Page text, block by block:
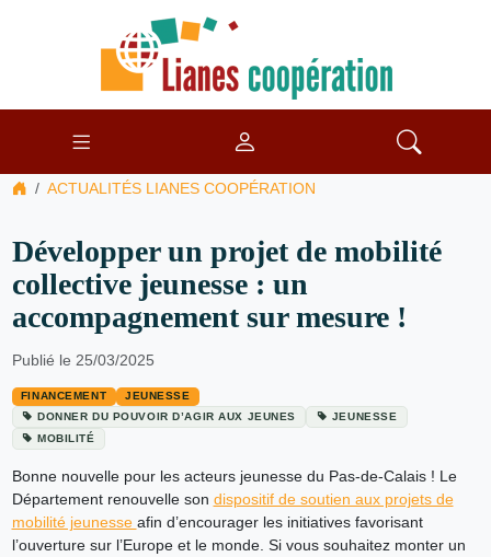
ACTUALITÉS LIANES COOPÉRATION
Développer un projet de mobilité
collective jeunesse : un
accompagnement sur mesure !
Publié le 25/03/2025
FINANCEMENT
JEUNESSE
DONNER DU POUVOIR D’AGIR AUX JEUNES
JEUNESSE
MOBILITÉ
Bonne nouvelle pour les acteurs jeunesse du Pas-de-Calais ! Le
Département renouvelle son dispositif de soutien aux projets de
mobilité jeunesse afin d’encourager les initiatives favorisant
l’ouverture sur l’Europe et le monde. Si vous souhaitez monter un